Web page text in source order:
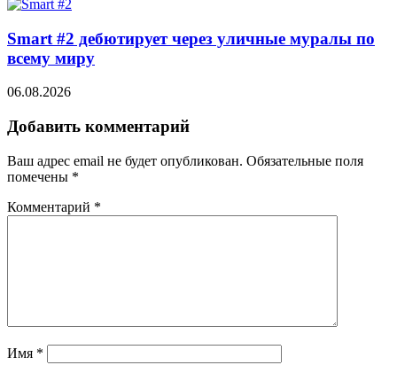
Smart #2 дебютирует через уличные муралы по
всему миру
06.08.2026
Добавить комментарий
Ваш адрес email не будет опубликован. Обязательные поля
помечены *
Комментарий *
Имя *